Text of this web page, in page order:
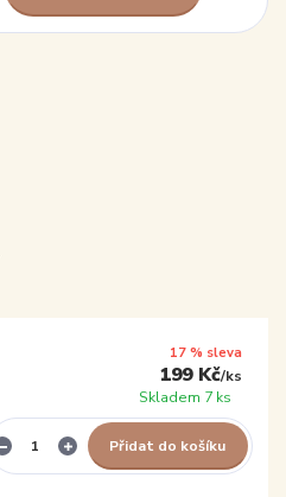
17 % sleva
199 Kč/ks
Skladem 7 ks
Přidat do košíku